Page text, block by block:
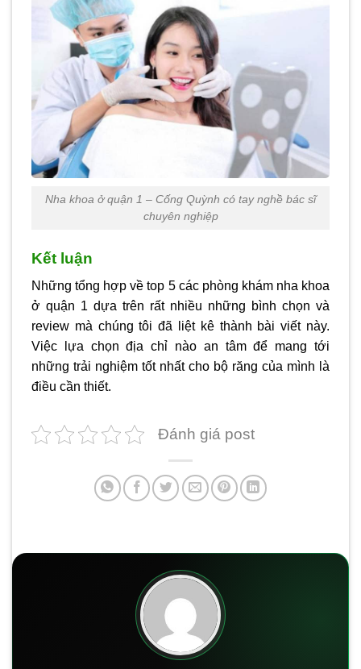
Nha khoa ở quận 1 – Cống Quỳnh có tay nghề bác sĩ
chuyên nghiệp
Kết luận
Những tổng hợp về top 5 các phòng khám nha khoa
ở quận 1 dựa trên rất nhiều những bình chọn và
review mà chúng tôi đã liệt kê thành bài viết này.
Việc lựa chọn địa chỉ nào an tâm để mang tới
những trải nghiệm tốt nhất cho bộ răng của mình là
điều cần thiết.
Đánh giá post